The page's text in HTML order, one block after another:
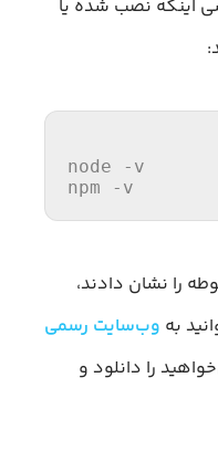
اینکه نصب شده یا
node
-v
npm -v
را نشان دادند،
به وب‌سایت رسمی
را دانلود و